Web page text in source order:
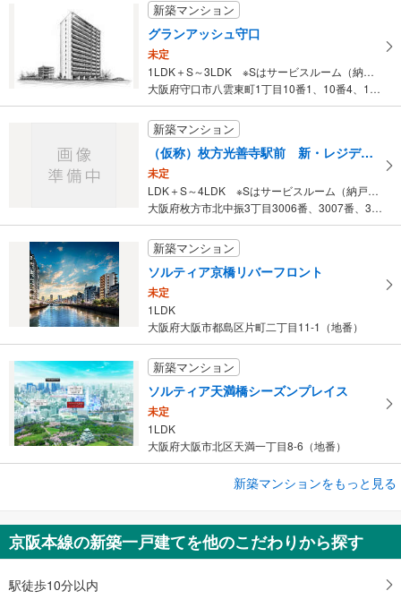
建物面積 -
京阪交野線 「星ケ丘」駅 徒歩3分
新築マンション
グランアッシュ守口
未定
1LDK＋S～3LDK ※Sはサービスルーム（納戸）です。
大阪府守口市八雲東町1丁目10番1、10番4、18番の一部（地番）
新築マンション
（仮称）枚方光善寺駅前 新・レジデンスプロジェクト
未定
LDK＋S～4LDK ※Sはサービスルーム（納戸）です。
大阪府枚方市北中振3丁目3006番、3007番、3008番、30…
新築マンション
ソルティア京橋リバーフロント
未定
1LDK
大阪府大阪市都島区片町二丁目11-1（地番）
新築マンション
ソルティア天満橋シーズンプレイス
未定
1LDK
大阪府大阪市北区天満一丁目8-6（地番）
新築マンション
4,800万円～8,700万円
2LDK～3LDK
新築マンションをもっと見る
京阪本線の新築一戸建てを他のこだわりから探す
駅徒歩10分以内